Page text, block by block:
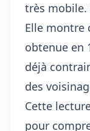
très mobile.
Elle montre
obtenue en
déjà
des
Cette
pour